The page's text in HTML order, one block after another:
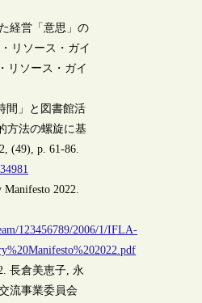
経営「意思」の
リソース・ガイ
リソース・ガイ
間」と図書館活
方法の螺旋に基
(49), p. 61-86.
2022.
123456789/2006/1/IFLA-
長倉美恵子, 永
流事業委員会